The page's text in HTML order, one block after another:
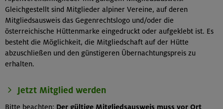
Gleichgestellt sind Mitglieder alpiner Vereine, auf deren
Mitgliedsausweis das Gegenrechtslogo und/oder die
österreichische Hüttenmarke eingedruckt oder aufgeklebt ist. Es
besteht die Möglichkeit, die Mitgliedschaft auf der Hütte
abzuschließen und den günstigeren Übernachtungspreis zu
erhalten.
Jetzt Mitglied werden
Bitte beachten: Der gültige Mitgliedsausweis muss vor Ort